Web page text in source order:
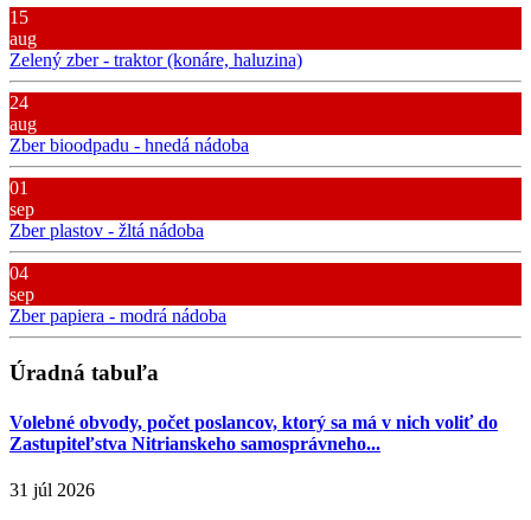
15
aug
Zelený zber - traktor (konáre, haluzina)
24
aug
Zber bioodpadu - hnedá nádoba
01
sep
Zber plastov - žltá nádoba
04
sep
Zber papiera - modrá nádoba
Úradná tabuľa
Volebné obvody, počet poslancov, ktorý sa má v nich voliť do
Zastupiteľstva Nitrianskeho samosprávneho...
31 júl 2026